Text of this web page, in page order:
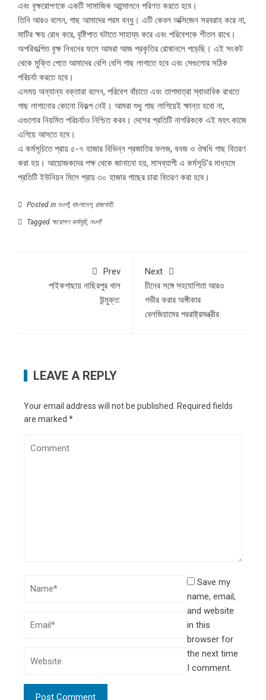
এবং বৃক্ষরোপণকে একটি সামাজিক আন্দোলনে পরিণত করতে হবে।
তিনি আরও বলেন, গাছ আমাদের পরম বন্ধু। এটি কেবল অক্সিজেন সরবরাহ করে না,
মাটির ক্ষয় রোধ করে, বৃষ্টিপাত ঘটাতে সাহায্য করে এবং পরিবেশকে শীতল রাখে।
অপরিকল্পিত বৃক্ষ নিধনের ফলে আমরা আজ প্রকৃতির রোষানলে পড়েছি। এই সংকট
থেকে মুক্তি পেতে আমাদের বেশি বেশি গাছ লাগাতে হবে এবং সেগুলোর সঠিক
পরিচর্যা করতে হবে।
এসময় অন্যান্য বক্তারা বলেন, পরিবেশ বাঁচাতে এবং তাপমাত্রা স্বাভাবিক রাখতে
গাছ লাগানোর কোনো বিকল্প নেই। আমরা শুধু গাছ লাগিয়েই ক্ষান্ত হবো না,
এগুলোর নিয়মিত পরিচর্যাও নিশ্চিত করব। দেশের প্রতিটি নাগরিককে এই মহৎ কাজে
এগিয়ে আসতে হবে।
এ কর্মসূচিতে প্রায় ৫-৭ হাজার বিভিন্ন প্রজাতির ফলজ, বনজ ও ঔষধি গাছ বিতরণ
করা হয়। আয়োজকদের পক্ষ থেকে জানানো হয়, মাসব্যাপী এ কর্মসূচি’র মাধ্যমে
প্রতিটি ইউনিয়ন মিলে প্রায় ৩০ হাজার গাছের চারা বিতরণ করা হবে।
Posted in নওগাঁ, বাংলাদেশ, রাজশাহী
Tagged ক্ষরোপণ কর্মসূচি, নওগাঁ
Prev
পাইকগাছায় নাছিরপুর খাল
উন্মুক্ত:
Next
চীনের সঙ্গে সহযোগিতা আরও
গভীর করার অঙ্গীকার
বেলজিয়ামের পররাষ্ট্রমন্ত্রীর
LEAVE A REPLY
Your email address will not be published. Required fields
are marked *
Save my
name, email,
and website
in this
browser for
the next time
I comment.